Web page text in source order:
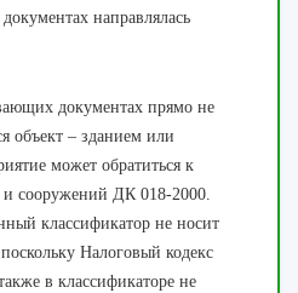
направлялась
документах прямо не
объект – зданием или
может обратиться к
и сооружений ДК 018-2000.
классификатор не носит
Налоговый кодекс
в классификаторе не